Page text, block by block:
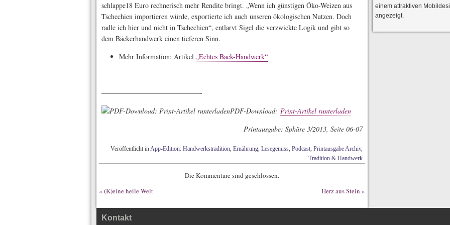
schlappe18 Euro rechnerisch mehr Rendite bringt. „Wenn ich günstigen Öko-Weizen aus
Tschechien importieren würde, exportierte ich auch unseren ökologischen Nutzen. Doch
radle ich hier und nicht in Tschechien“, entlarvt Sigel die verzwickte Logik und gibt so
dem Bäckerhandwerk einen tieferen Sinn.
Mehr Information: Artikel „Echtes Back-Handwerk“
——————————————-
PDF-Download: Print-Artikel runterladen
Printausgabe: Sphäre 3/2013, Seite 06-07
Veröffentlicht inApp-Edition: Handwerkstradition, Ernährung, Lesegenuss, Podcast, Printausgabe Archiv,
Tradition & Handwerk
Die Kommentare sind geschlossen.
« (K)eine heile Welt Herz aus Stein »
einem attraktiven
angezeigt.
Kontakt